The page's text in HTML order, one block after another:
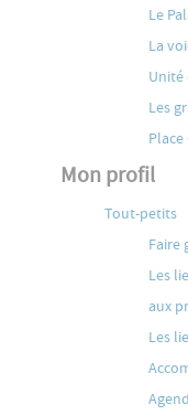
Le
La
Les
Mon profil
Tout-petits
Faire
Les
aux
Les